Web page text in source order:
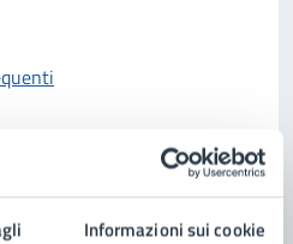
Informazioni sui cookie